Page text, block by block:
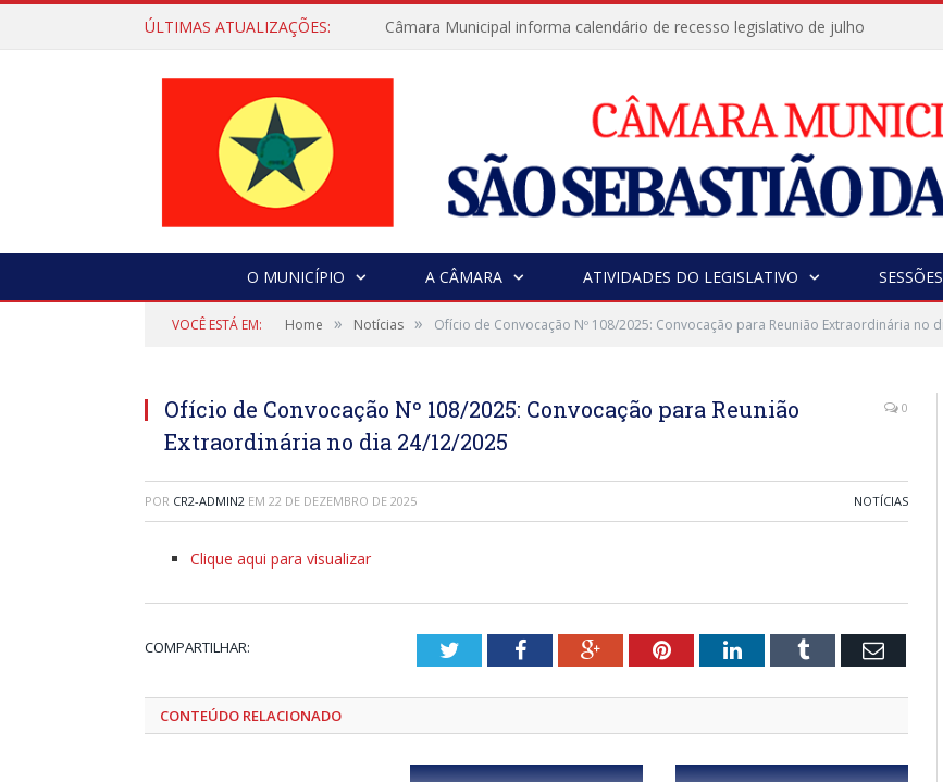
ÚLTIMAS ATUALIZAÇÕES: Câmara Municipal informa calendário de recesso legislativo de julho
O MUNICÍPIO A CÂMARA ATIVIDADES DO LEGISLATIVO SESSÕES
VOCÊ ESTÁ EM: Home » Notícias » Ofício de Convocação Nº 108/2025: Convocação para Reunião Extraordinária no
Ofício de Convocação Nº 108/2025: Convocação para Reunião
Extraordinária no dia 24/12/2025
0
POR CR2-ADMIN2 EM 22 DE DEZEMBRO DE 2025 NOTÍCIAS
Clique aqui para visualizar
COMPARTILHAR: TwitterFacebookGoogle+PinterestLinkedInTumblr Email
CONTEÚDO RELACIONADO